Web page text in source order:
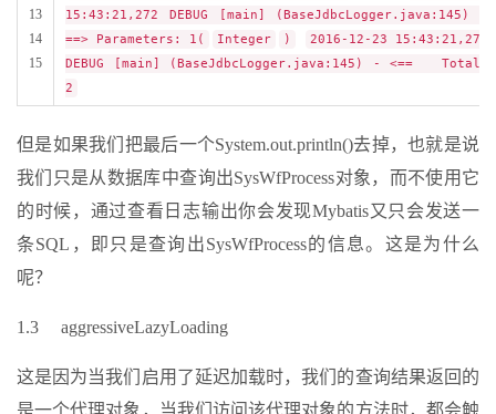
13
14
15
15:43:21,272 DEBUG [main] (BaseJdbcLogger.java:145) -
==> Parameters: 1(
Integer )
2016-12-23 15:43:21,274
DEBUG [main] (BaseJdbcLogger.java:145) - <== Total:
2
但是如果我们把最后一个System.out.println()去掉，也就是说
我们只是从数据库中查询出SysWfProcess对象，而不使用它
的时候，通过查看日志输出你会发现Mybatis又只会发送一
条SQL，即只是查询出SysWfProcess的信息。这是为什么
呢？
1.3 aggressiveLazyLoading
这是因为当我们启用了延迟加载时，我们的查询结果返回的